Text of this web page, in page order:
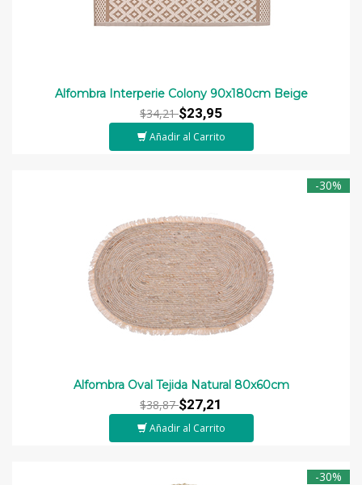
Alfombra Interperie Colony 90x180cm Beige
$34,21$23,95
Añadir al Carrito
-30%
Alfombra Oval Tejida Natural 80x60cm
$38,87$27,21
Añadir al Carrito
-30%